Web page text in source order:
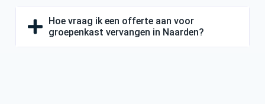
Hoe vraag ik een offerte aan voor
groepenkast vervangen in Naarden?